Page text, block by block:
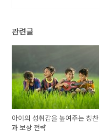
관련글
아이의 성취감을 높여주는 칭찬
과 보상 전략